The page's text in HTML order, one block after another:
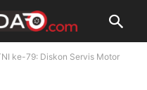
ke-79: Diskon Servis Motor